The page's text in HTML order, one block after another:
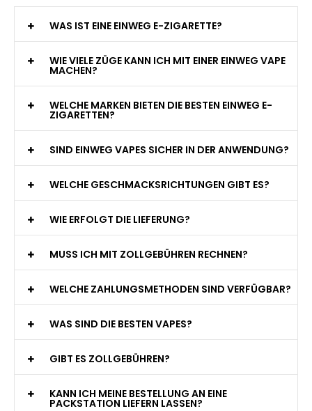
WAS IST EINE EINWEG E-ZIGARETTE?
WIE VIELE ZÜGE KANN ICH MIT EINER EINWEG VAPE
MACHEN?
WELCHE MARKEN BIETEN DIE BESTEN EINWEG E-
ZIGARETTEN?
SIND EINWEG VAPES SICHER IN DER ANWENDUNG?
WELCHE GESCHMACKSRICHTUNGEN GIBT ES?
WIE ERFOLGT DIE LIEFERUNG?
MUSS ICH MIT ZOLLGEBÜHREN RECHNEN?
WELCHE ZAHLUNGSMETHODEN SIND VERFÜGBAR?
WAS SIND DIE BESTEN VAPES?
GIBT ES ZOLLGEBÜHREN?
KANN ICH MEINE BESTELLUNG AN EINE
PACKSTATION LIEFERN LASSEN?